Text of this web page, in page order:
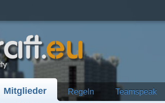
Mitglieder Regeln Teamspeak